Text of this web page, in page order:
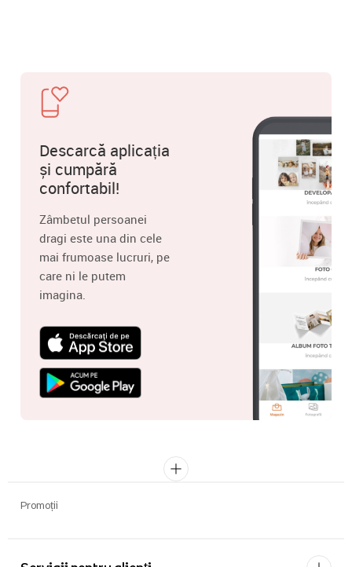
Descarcă aplicația
și cumpără
confortabil!
Zâmbetul persoanei
dragi este una din cele
mai frumoase lucruri, pe
care ni le putem
imagina.
Promoții